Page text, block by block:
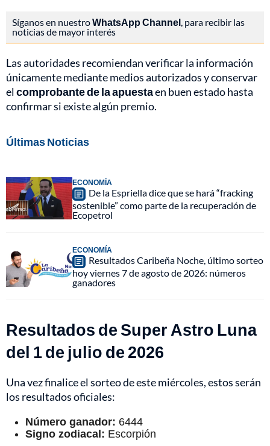
Síganos en nuestroWhatsApp Channel, para recibir las
noticias de mayor interés
Las autoridades recomiendan verificar la información
únicamente mediante medios autorizados y conservar
elcomprobante de la apuestaen buen estado hasta
confirmar si existe algún premio.
Últimas Noticias
ECONOMÍA
De la Espriella dice que se hará “fracking
sostenible” como parte de la recuperación de
Ecopetrol
ECONOMÍA
Resultados Caribeña Noche, último sorteo
hoy viernes 7 de agosto de 2026: números
ganadores
Resultados de Super Astro Luna
del 1 de julio de 2026
Una vez finalice el sorteo de este miércoles, estos serán
los resultados oficiales:
Número ganador: 6444
Signo zodiacal: Escorpión